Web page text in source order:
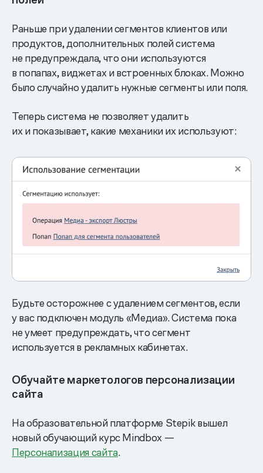
Раньше при удалении сегментов клиентов или
продуктов, дополнительных полей система
не предупреждала, что они используются
в попапах, виджетах и встроенных блоках. Можно
было случайно удалить нужные сегменты или поля.
Теперь система не позволяет удалить
их и показывает, какие механики их используют:
Будьте осторожнее с удалением сегментов, если
у вас подключен модуль «Медиа». Система пока
не умеет предупреждать, что сегмент
используется в рекламных кабинетах.
Обучайте маркетологов персонализации
сайта
На образовательной платформе Stepik вышел
новый обучающий курс Mindbox —
Персонализация сайта.